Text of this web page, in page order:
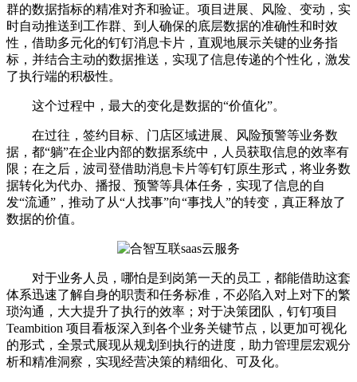
群的数据指标的精准对齐和验证。项目进展、风险、变动，实
时自动推送到工作群、到人确保的底层数据的准确性和时效
性，借助多元化的钉钉消息卡片，直观地展示关键的业务指
标，并结合主动的数据推送，实现了信息传递的个性化，激发
了执行端的积极性。
这个过程中，最大的变化是数据的“价值化”。
在过往，签约目标、门店区域进展、风险预警等业务数
据，都“躺”在企业内部的数据系统中，人员获取信息的效率有
限；在之后，波司登借助消息卡片等钉钉原生形式，将业务数
据转化为代办、播报、预警等具体任务，实现了信息的自
发“流通”，推动了从“人找事”向“事找人”的转变，真正释放了
数据的价值。
对于业务人员，哪怕是到岗第一天的员工，都能借助这套
体系迅速了解自身的职责和任务标准，不必陷入对上对下的繁
琐沟通，大大提升了执行的效率；对于决策团队，钉钉项目
Teambition 项目看板深入到各个业务关键节点，以更加可视化
的形式，全景式展现从规划到执行的进度，助力管理层宏观分
析和精准洞察，实现经营决策的精细化、可及化。